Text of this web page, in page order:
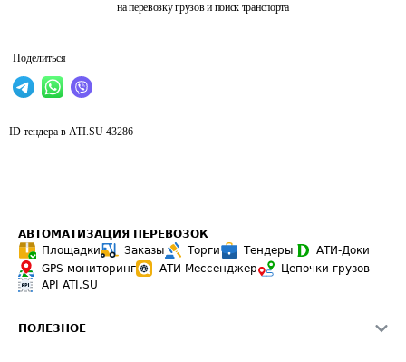
на перевозку грузов и поиск транспорта
Поделиться
ID тендера в ATI.SU 43286
АВТОМАТИЗАЦИЯ ПЕРЕВОЗОК
Площадки
Заказы Торги Тендеры
АТИ-Доки
GPS-мониторинг
АТИ Мессенджер
Цепочки грузов
API ATI.SU
ПОЛЕЗНОЕ